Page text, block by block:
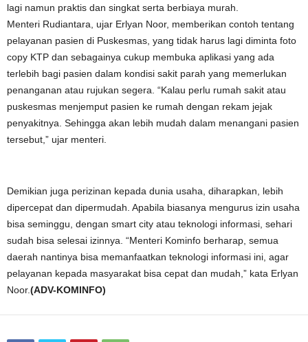
lagi namun praktis dan singkat serta berbiaya murah.
Menteri Rudiantara, ujar Erlyan Noor, memberikan contoh tentang
pelayanan pasien di Puskesmas, yang tidak harus lagi diminta foto
copy KTP dan sebagainya cukup membuka aplikasi yang ada
terlebih bagi pasien dalam kondisi sakit parah yang memerlukan
penanganan atau rujukan segera. “Kalau perlu rumah sakit atau
puskesmas menjemput pasien ke rumah dengan rekam jejak
penyakitnya. Sehingga akan lebih mudah dalam menangani pasien
tersebut,” ujar menteri.
Demikian juga perizinan kepada dunia usaha, diharapkan, lebih
dipercepat dan dipermudah. Apabila biasanya mengurus izin usaha
bisa seminggu, dengan smart city atau teknologi informasi, sehari
sudah bisa selesai izinnya. “Menteri Kominfo berharap, semua
daerah nantinya bisa memanfaatkan teknologi informasi ini, agar
pelayanan kepada masyarakat bisa cepat dan mudah,” kata Erlyan
Noor.(ADV-KOMINFO)